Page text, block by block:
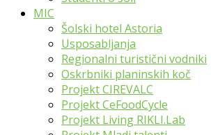
MIC
Šolski hotel Astoria
Usposabljanja
Regionalni turistični vodniki
Oskrbniki planinskih koč
Projekt CIREVALC
Projekt CeFoodCycle
Projekt Living RIKLI.Lab